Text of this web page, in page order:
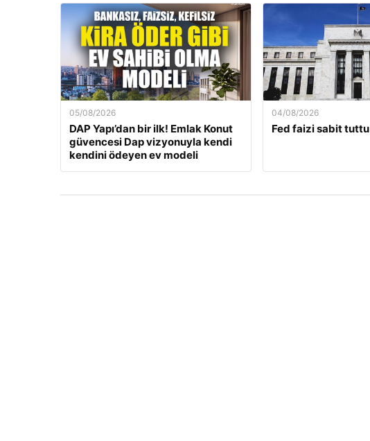
05/08/2026
DAP Yapı’dan bir ilk! Emlak Konut
güvencesi Dap vizyonuyla kendi
kendini ödeyen ev modeli
04/08/2026
Fed faizi sabit tuttu